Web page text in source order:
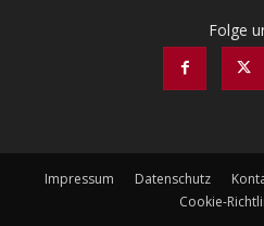
Folge
Impressum Datenschutz
Cookie-